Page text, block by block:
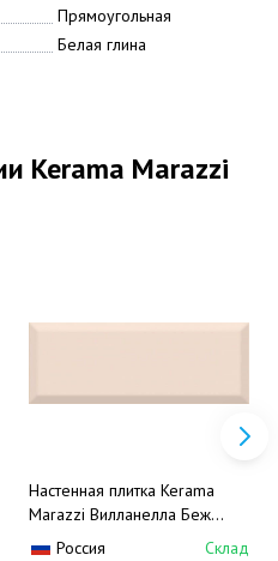
Прямоугольная
Белая глина
Kerama Marazzi
Настенная плитка Kerama
Marazzi Вилланелла Беж
Грань 15077 15x40
Россия Склад